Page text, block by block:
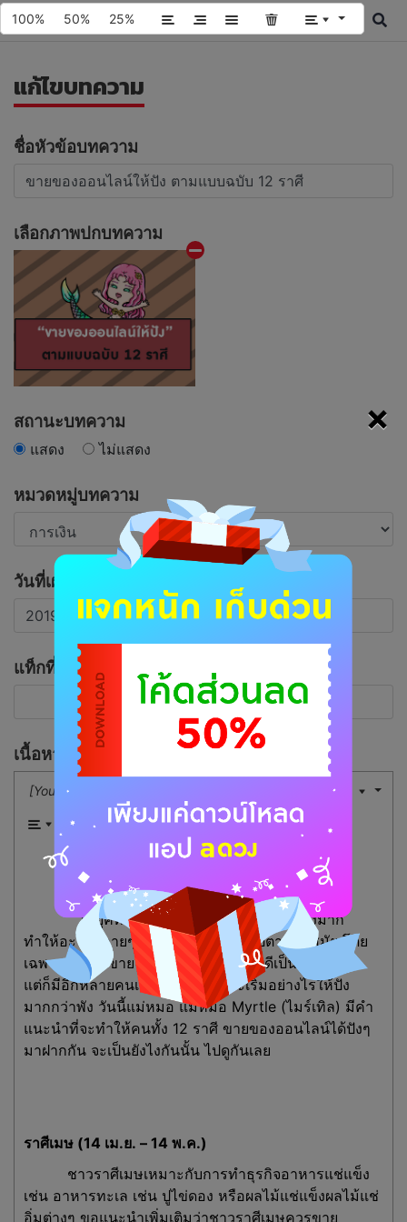
×
แก้ไขบทความ
ชื่อหัวข้อบทความ
เลือกภาพปกบทความ
สถานะบทความ
แสดง ไม่แสดง
หมวดหมู่บทความ
วันที่เผยแพร่บทความ
แท็กที่เกี่ยวข้อง
เนื้อหาบทความ
[Your Button]
ขายของออนไลน์ให้ปัง ตามแบบฉบับ ราศี
ในยุคที่อินเทอร์เน็ตแพร่หลายเป็นอย่างมาก
ทำให้อะไรหลายๆ อย่างก็ปรับเปลี่ยนไปตามยุคสมัย โดย
เฉพาะการค้าขาย บ้างก็จับทางถูก ขายดีเป็นเทน้ำเทท่า
แต่ก็มีอีกหลายคนเช่นกันที่ยังไม่รู้จะเริ่มอย่างไรให้ปัง
มากกว่าพัง วันนี้แม่หมอ แม่หมอ Myrtle (ไมร์เทิล) มีคำ
แนะนำที่จะทำให้คนทั้ง 12 ราศี ขายของออนไลน์ได้ปังๆ
มาฝากกัน จะเป็นยังไงกันนั้น ไปดูกันเลย
ราศีเมษ (14 เม.ย. – 14 พ.ค.)
ชาวราศีเมษเหมาะกับการทำธุรกิจอาหารแช่แข็ง
เช่น อาหารทะเล เช่น ปูไข่ดอง หรือผลไม้แช่แข็งผลไม้แช่
อิ่มต่างๆ ขอแนะนำเพิ่มเติมว่าชาวราศีเมษควรขาย
100% 50% 25%